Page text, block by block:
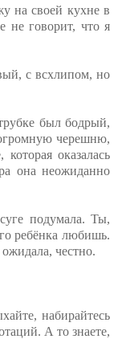
на своей кухне в
не говорит, что я
с всхлипом, но
был бодрый,
черешню,
оказалась
она неожиданно
подумала. Ты,
ребёнка любишь.
честно.
набирайтесь
А то знаете,